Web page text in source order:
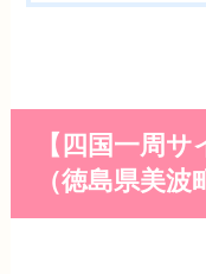
【四国一周
（徳島県美